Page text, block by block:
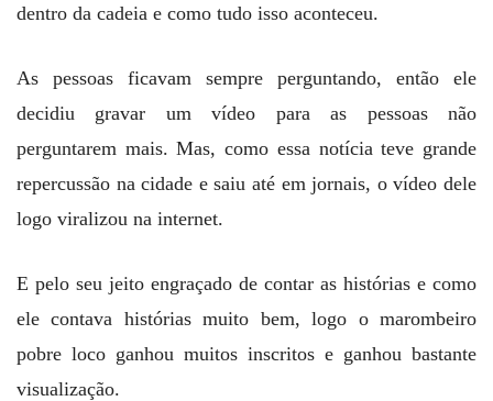
dentro da cadeia e como tudo isso aconteceu.
As pessoas ficavam sempre perguntando, então ele
decidiu gravar um vídeo para as pessoas não
perguntarem mais. Mas, como essa notícia teve grande
repercussão na cidade e saiu até em jornais, o vídeo dele
logo viralizou na internet.
E pelo seu jeito engraçado de contar as histórias e como
ele contava histórias muito bem, logo o marombeiro
pobre loco ganhou muitos inscritos e ganhou bastante
visualização.